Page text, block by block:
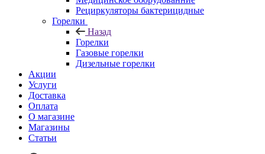
Рециркуляторы бактерицидные
Горелки
Назад
Горелки
Газовые горелки
Дизельные горелки
Акции
Услуги
Доставка
Оплата
О магазине
Магазины
Статьи